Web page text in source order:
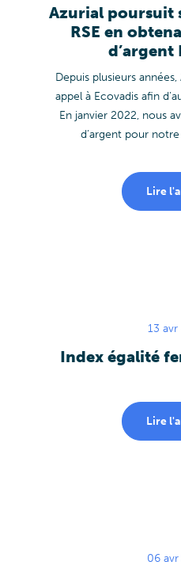
Azurial poursuit
RSE en
d’argent
Depuis plusieurs
appel à Ecovadis afin
En janvier 2022, nous
d’argent pour
Lire
13
Index égalité
Lire
06